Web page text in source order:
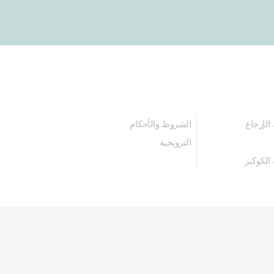
الشروط والأحكام
الترويجية